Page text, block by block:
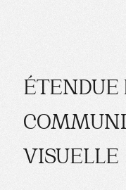
ÉTENDUE
VISUELLE